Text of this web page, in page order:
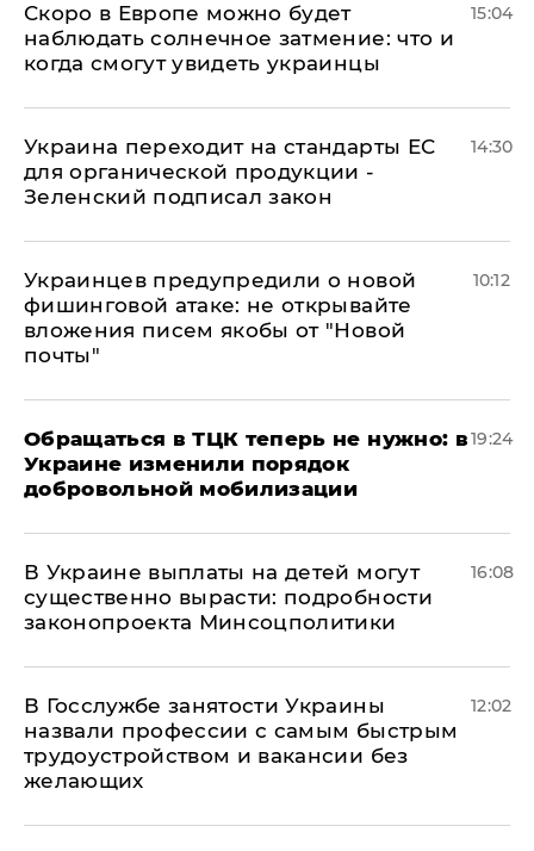
Скоро в Европе можно будет
наблюдать солнечное затмение: что и
когда смогут увидеть украинцы
15:04
Украина переходит на стандарты ЕС
для органической продукции -
Зеленский подписал закон
14:30
Украинцев предупредили о новой
фишинговой атаке: не открывайте
вложения писем якобы от "Новой
почты"
10:12
Обращаться в ТЦК теперь не нужно: в
Украине изменили порядок
добровольной мобилизации
19:24
В Украине выплаты на детей могут
существенно вырасти: подробности
законопроекта Минсоцполитики
16:08
В Госслужбе занятости Украины
назвали профессии с самым быстрым
трудоустройством и вакансии без
желающих
12:02